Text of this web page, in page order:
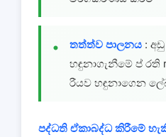
තත්ත්ව පාලනය :
හඳුනාගැනීමේ ප් රති
රීයව හඳුනාගෙන
පද්ධති ඒකාබද්ධ කිරීමේ